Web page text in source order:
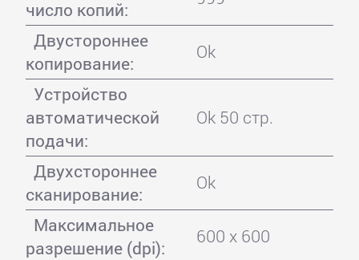
число копий:
Двустороннее
копирование:
Ok
Устройство
автоматической
подачи:
Ok 50 стр.
Двухстороннее
сканирование:
Ok
Максимальное
разрешение (dpi):
600 x 600